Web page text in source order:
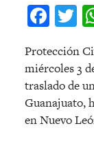
Protección
miércoles 3
traslado de
Guanajuato,
en Nuevo